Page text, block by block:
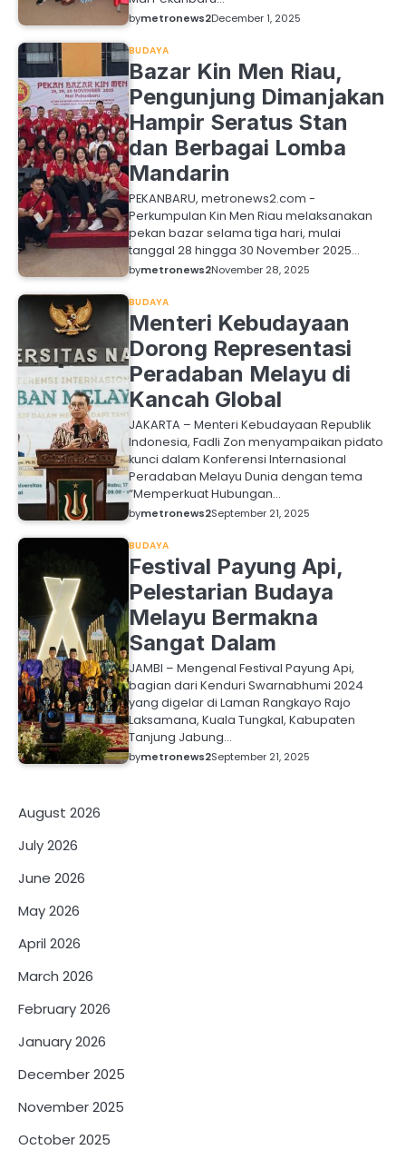
bymetronews2December 1, 2025
BUDAYA
Bazar Kin Men Riau,
Pengunjung Dimanjakan
Hampir Seratus Stan
dan Berbagai Lomba
Mandarin
PEKANBARU, metronews2.com -
Perkumpulan Kin Men Riau melaksanakan
pekan bazar selama tiga hari, mulai
tanggal 28 hingga 30 November 2025…
bymetronews2November 28, 2025
BUDAYA
Menteri Kebudayaan
Dorong Representasi
Peradaban Melayu di
Kancah Global
JAKARTA – Menteri Kebudayaan Republik
Indonesia, Fadli Zon menyampaikan pidato
kunci dalam Konferensi Internasional
Peradaban Melayu Dunia dengan tema
“Memperkuat Hubungan…
bymetronews2September 21, 2025
BUDAYA
Festival Payung Api,
Pelestarian Budaya
Melayu Bermakna
Sangat Dalam
JAMBI – Mengenal Festival Payung Api,
bagian dari Kenduri Swarnabhumi 2024
yang digelar di Laman Rangkayo Rajo
Laksamana, Kuala Tungkal, Kabupaten
Tanjung Jabung…
bymetronews2September 21, 2025
August 2026
July 2026
June 2026
May 2026
April 2026
March 2026
February 2026
January 2026
December 2025
November 2025
October 2025